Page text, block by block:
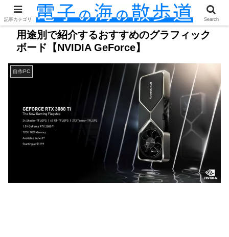
用途別で紹介するおすすめのグラフィック
ボード【NVIDIA GeForce】
自作PC
記事カテゴリ Search